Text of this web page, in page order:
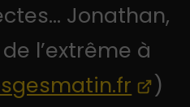
Jonathan,
l’extrême à
)